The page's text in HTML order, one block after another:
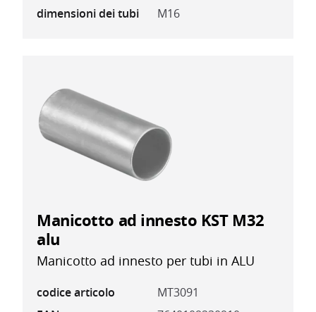
dimensioni dei tubi
M16
Manicotto ad innesto KST M32
alu
Manicotto ad innesto per tubi in ALU
codice articolo
MT3091